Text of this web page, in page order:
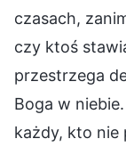
czasach,
czy ktoś
przestrzega
Boga w
każdy, kto nie